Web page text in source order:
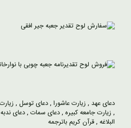
دعای عهد , زیارت عاشورا ,دعای توسل ,
, زیارت جامعه کبیره ,دعای سمات ,دعای ندبه
البلاغه ,قرآن کریم باترجمه